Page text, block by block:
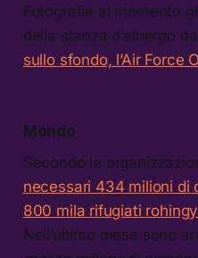
Fotografie al momento
della stanza d’albergo
sullo sfondo, l’Air Force
Mondo
Secondo le
necessari 434 milioni di
800 mila rifugiati
Nell’ultimo mese sono